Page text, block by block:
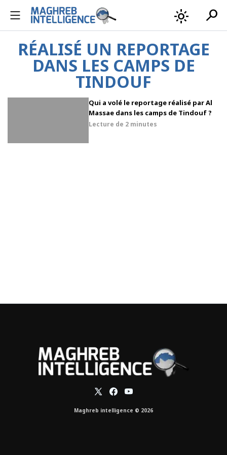
light_mode search
RÉALISÉ UN REPORTAGE
DANS LES CAMPS DE
TINDOUF
Qui a volé le reportage réalisé par Al
Massae dans les camps de Tindouf ?
Lecture de 2 minutes
Maghreb intelligence © 2026